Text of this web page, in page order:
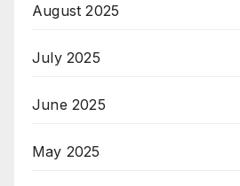
August 2025
July 2025
June 2025
May 2025